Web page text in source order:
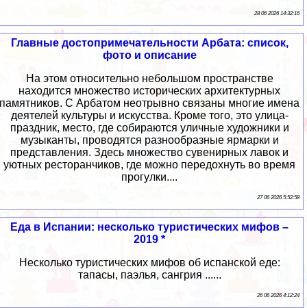
28 06 2026 14:32:16
Главные достопримечательности Арбата: список,
фото и описание
На этом относительно небольшом пространстве
находится множество исторических архитектурных
памятников. С Арбатом неотрывно связаны многие имена
деятелей культуры и искусства. Кроме того, это улица-
праздник, место, где собираются уличные художники и
музыканты, проводятся разнообразные ярмарки и
представления. Здесь множество сувенирных лавок и
уютных ресторанчиков, где можно передохнуть во время
прогулки....
27 06 2026 5:52:58
Еда в Испании: несколько туристических мифов –
2019 *
Несколько туристических мифов об испанской еде:
тапасы, паэлья, сангрия ......
26 06 2026 4:12:24